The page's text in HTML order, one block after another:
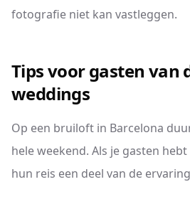
fotografie niet kan vastleggen.
Tips voor gasten van
weddings
Op een bruiloft in Barcelona
hele weekend. Als je gasten
hun reis een deel van de